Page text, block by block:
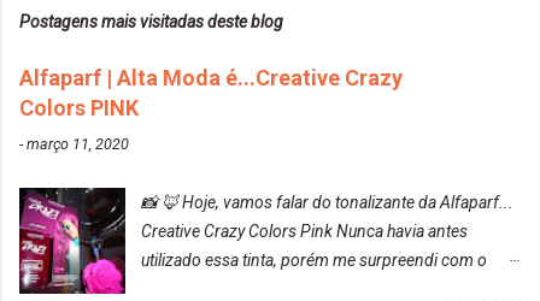
Postagens mais visitadas deste blog
Alfaparf | Alta Moda é...Creative Crazy
Colors PINK
-março 11, 2020
📸 🦊 Hoje, vamos falar do tonalizante da Alfaparf...
Creative Crazy Colors Pink Nunca havia antes
utilizado essa tinta, porém me surpreendi com o